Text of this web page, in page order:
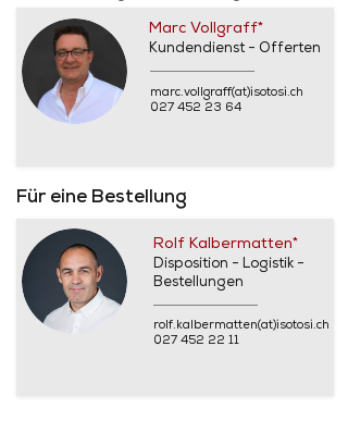
Marc Vollgraff*
Kundendienst - Offerten
marc.vollgraff(at)isotosi.ch
027 452 23 64
Für eine Bestellung
Rolf Kalbermatten*
Disposition - Logistik -
Bestellungen
rolf.kalbermatten(at)isotosi.ch
027 452 22 11